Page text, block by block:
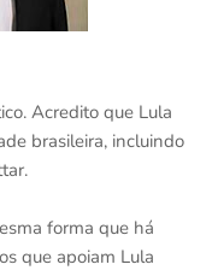
Acredito que Lula
brasileira, incluindo
forma que há
que apoiam Lula